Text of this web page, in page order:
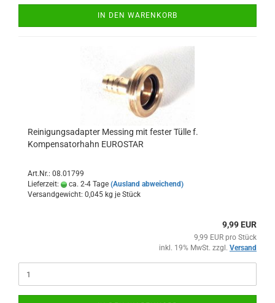
IN DEN WARENKORB
Reinigungsadapter Messing mit fester Tülle f.
Kompensatorhahn EUROSTAR
Art.Nr.: 08.01799
Lieferzeit:
ca. 2-4 Tage (Ausland abweichend)
Versandgewicht: 0,045 kg je Stück
9,99 EUR
9,99 EUR pro Stück
inkl. 19% MwSt. zzgl. Versand